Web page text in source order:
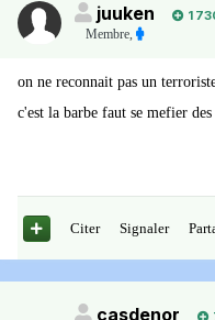
juuken
1
Membre,
on ne reconnait pas un
c'est la barbe faut se mefier
Citer Signaler
casdenor